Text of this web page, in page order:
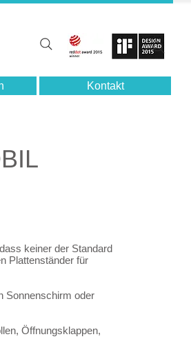
Kontakt
keiner der Standard
Plattenständer für
Sonnenschirm oder
Öffnungsklappen,